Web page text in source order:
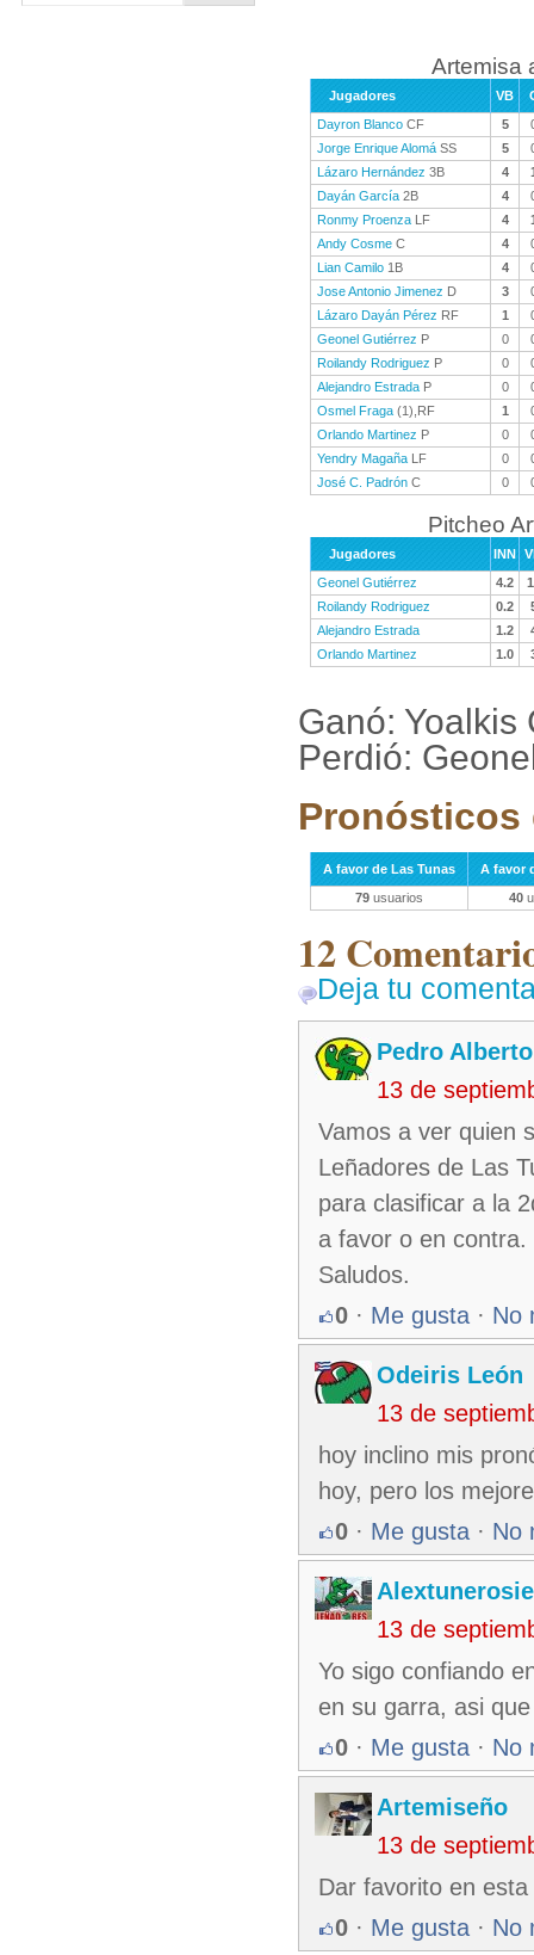
Artemisa
Jugadores VB
Dayron Blanco CF 5
Jorge Enrique Alomá SS 5
Lázaro Hernández 3B 4
Dayán García 2B 4
Ronmy Proenza LF 4
Andy Cosme C 4
Lian Camilo 1B 4
Jose Antonio Jimenez D 3
Lázaro Dayán Pérez RF 1
Geonel Gutiérrez P 0
Roilandy Rodriguez P 0
Alejandro Estrada P 0
Osmel Fraga (1),RF 1
Orlando Martinez P 0
Yendry Magaña LF 0
José C. Padrón C 0
Pitcheo
Jugadores INN
Geonel Gutiérrez
4.2
Roilandy Rodriguez
0.2
Alejandro Estrada
1.2
Orlando Martinez
1.0
Ganó: Yoalkis
Perdió:
Pronósticos
A favor de Las Tunas
A favor
79 usuarios 40
12
Deja tu
Pedro
13 de
Vamos a ver quien
Leñadores de Las
para clasificar a la
a favor o en contra.
Saludos.
0 · Me gusta · No
Odeiris León
13 de
hoy inclino mis
hoy, pero los
0 · Me gusta · No
13 de
Yo sigo confiando
en su garra, asi
0 · Me gusta · No
Artemiseño
13 de
Dar favorito en
0 · Me gusta · No